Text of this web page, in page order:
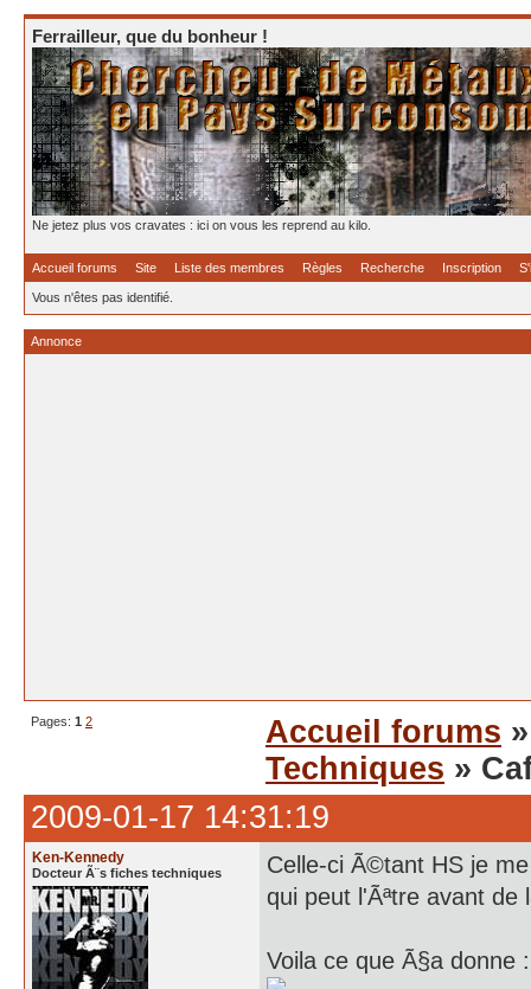
Ferrailleur, que du bonheur !
Ne jetez plus vos cravates : ici on vous les reprend au kilo.
Accueil forums Site Liste des membres Règles Recherche Inscription
Vous n'êtes pas identifié.
Annonce
Pages: 1 2 Accueil forums
Techniques »
2009-01-17 14:31:19
Ken-Kennedy
Docteur Ã¨s fiches techniques
Celle-ci Ã©tant HS je
qui peut l'Ãªtre avant de
Voila ce que Ã§a donne :